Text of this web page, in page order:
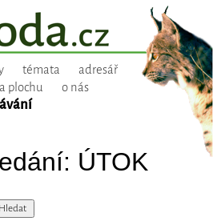
témata
adresář
plochu o nás
ÚTOK